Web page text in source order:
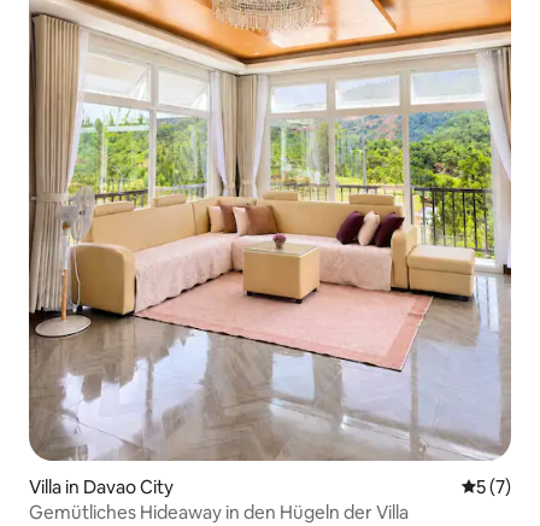
Villa in Davao City
5 (7)
Gemütliches Hideaway in den Hügeln der Villa